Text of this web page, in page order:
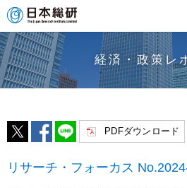
経済・政策レ
PDFダウンロード
リサーチ・フォーカス